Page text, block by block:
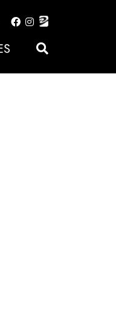
Zur
springen
Zum
springen